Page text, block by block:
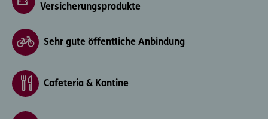
Versicherungsprodukte
Sehr gute öffentliche Anbindung
Cafeteria & Kantine